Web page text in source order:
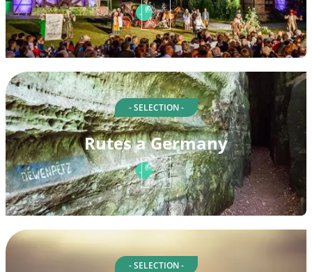
- SELECTION -
Rutes a Germany
- SELECTION -